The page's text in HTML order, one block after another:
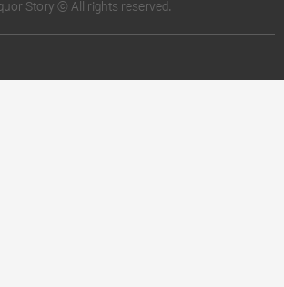
Story ⓒ All rights reserved.